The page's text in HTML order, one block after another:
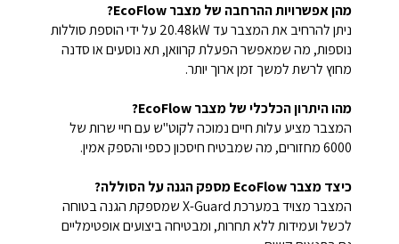
מהן אפשרויות ההרחבה של מצבר EcoFlow?
ניתן להרחיב את המצבר עד 20.48kW על ידי הוספת סוללות
נוספות, מה שמאפשר הפעלת קרוואן, תא נוסעים או סדנה
מחוץ לרשת למשך זמן ארוך יותר.
מהו היתרון הכלכלי של מצבר EcoFlow?
המצבר מציע עלות חיים נמוכה לקוט"ש עם חיי שרות של
6000 מחזורים, מה שמבטיח חיסכון כספי והספק אמין.
כיצד מצבר EcoFlow מספק הגנה על הסוללה?
המצבר מצויד במערכת X-Guard שמספקת הגנה בטוחה
לכשל ועמידות ללא תחרות, ומבטיחה ביצועים אופטימליים